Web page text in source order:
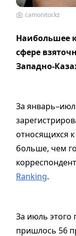
camonitor.kz
Наибольшее
сфере
Западно-
За
относящихся к
больше, чем
Ranking.
За июль этого
пришлось 56